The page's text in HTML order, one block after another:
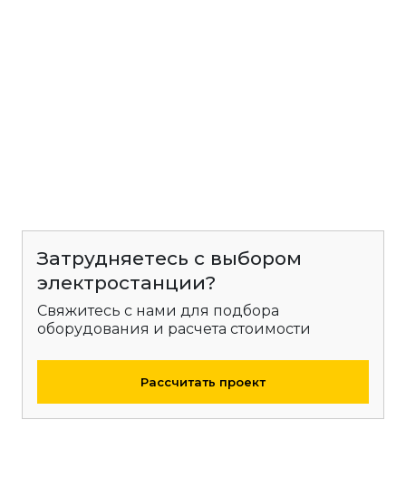
Затрудняетесь с выбором
электростанции?
Свяжитесь с нами для подбора
оборудования и расчета стоимости
Рассчитать проект